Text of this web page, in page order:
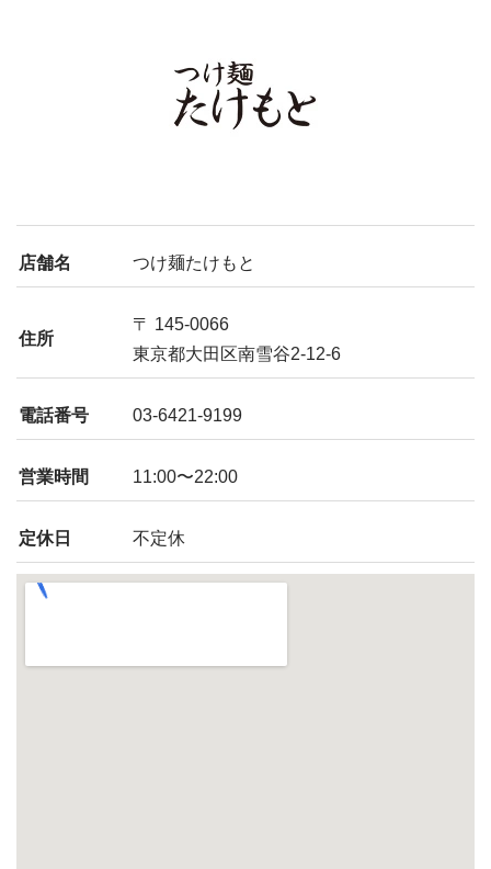
店舗名 つけ麺たけもと
住所
〒 145-0066
東京都大田区南雪谷2-12-6
電話番号 03-6421-9199
営業時間 11:00〜22:00
定休日 不定休